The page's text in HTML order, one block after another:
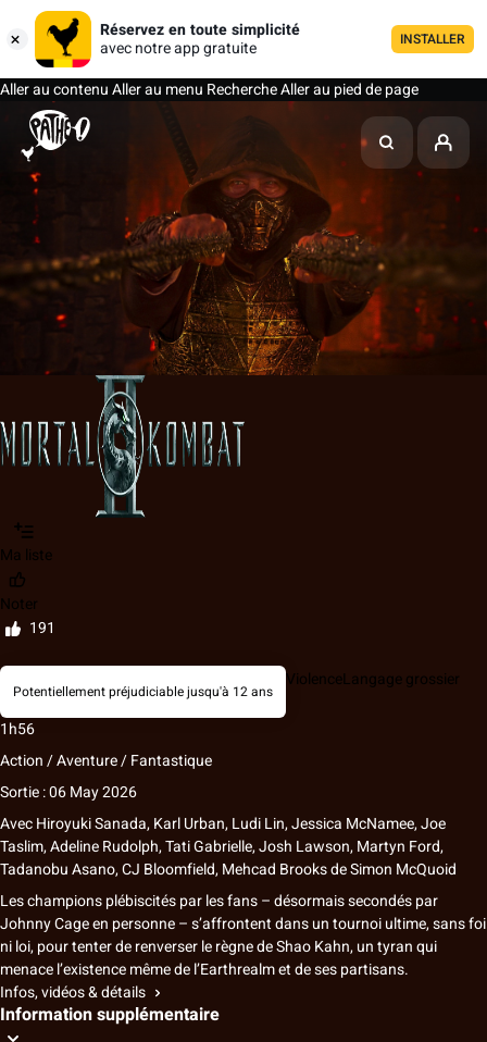
Réservez en toute simplicité
avec notre app gratuite
INSTALLER
Aller au contenuAller au menu RechercheAller au pied de page
Ma liste
Noter
191
Potentiellement préjudiciable jusqu'à 12 ans
ViolenceLangage grossier
1h56
Action / Aventure / Fantastique
Sortie : 06 May 2026
AvecHiroyuki Sanada,Karl Urban,Ludi Lin,Jessica McNamee,Joe
Taslim,Adeline Rudolph,Tati Gabrielle,Josh Lawson,Martyn Ford,
Tadanobu Asano,CJ Bloomfield,Mehcad BrooksdeSimon McQuoid
Les champions plébiscités par les fans – désormais secondés par
Johnny Cage en personne – s’affrontent dans un tournoi ultime, sans foi
ni loi, pour tenter de renverser le règne de Shao Kahn, un tyran qui
menace l’existence même de l’Earthrealm et de ses partisans.
Infos, vidéos & détails
Information supplémentaire